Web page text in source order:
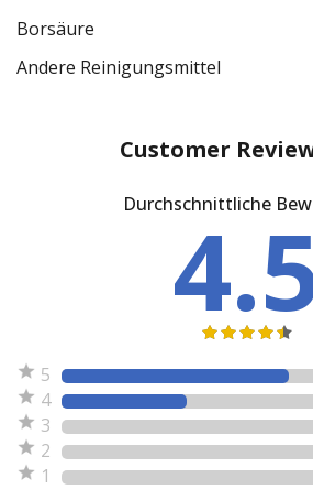
Borsäure
Andere Reinigungsmittel
Customer
Durchschnittliche
5
4
3
2
1